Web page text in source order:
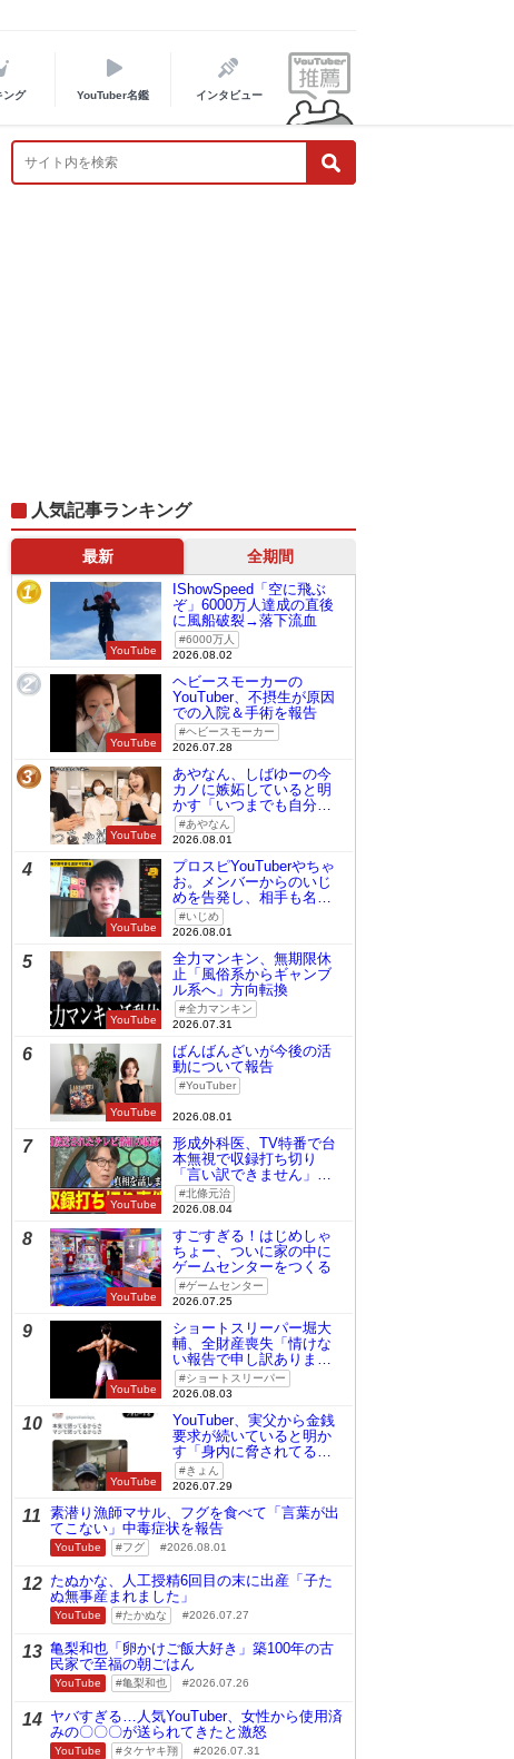
ング YouTuber名鑑 インタビュー
人気記事ランキング
最新 全期間
1
YouTube
IShowSpeed「空に飛ぶ
ぞ」6000万人達成の直後
に風船破裂→落下流血
6000万人
2026.08.02
2
YouTube
ヘビースモーカーの
YouTuber、不摂生が原因
での入院＆手術を報告
ヘビースモーカー
2026.07.28
3
YouTube
あやなん、しばゆーの今
カノに嫉妬していると明
かす「いつまでも自分の
ものみたいに…」
あやなん
2026.08.01
4
YouTube
プロスピYouTuberやちゃ
お。メンバーからのいじ
めを告発し、相手も名指
しで批判
いじめ
2026.08.01
5
YouTube
全力マンキン、無期限休
止「風俗系からギャンブ
ル系へ」方向転換
全力マンキン
2026.07.31
6
YouTube
ばんばんざいが今後の活
動について報告
YouTuber
2026.08.01
7
YouTube
形成外科医、TV特番で台
本無視で収録打ち切り
「言い訳できません」と
謝罪北條元治
2026.08.04
8
YouTube
すごすぎる！はじめしゃ
ちょー、ついに家の中に
ゲームセンターをつくる
ゲームセンター
2026.07.25
9
YouTube
ショートスリーパー堀大
輔、全財産喪失「情けな
い報告で申し訳ありませ
ん」ショートスリーパー
2026.08.03
10
YouTube
YouTuber、実父から金銭
要求が続いていると明か
す「身内に脅されてる
の」きょん
2026.07.29
11
素潜り漁師マサル、フグを食べて「言葉が出
てこない」中毒症状を報告
YouTube フグ 2026.08.01
12 たぬかな、人工授精6回目の末に出産「子た
ぬ無事産まれました」
YouTube たかぬな 2026.07.27
13 亀梨和也「卵かけご飯大好き」築100年の古
民家で至福の朝ごはん
YouTube 亀梨和也 2026.07.26
14 ヤバすぎる…人気YouTuber、女性から使用済
みの〇〇〇が送られてきたと激怒
YouTube タケヤキ翔 2026.07.31